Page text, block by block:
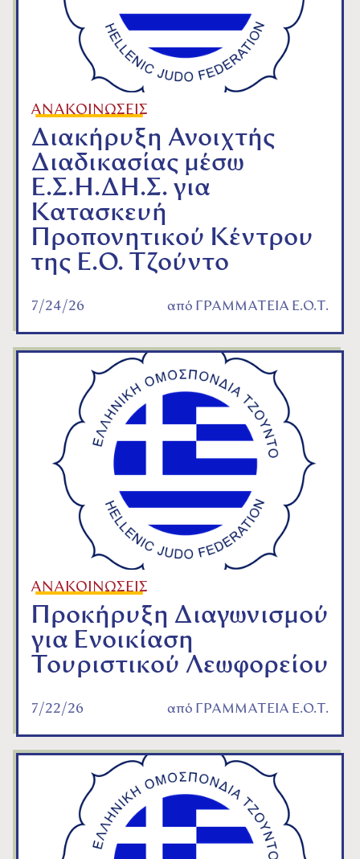
ΑΝΑΚΟΙΝΩΣΕΙΣ
Διακήρυξη Ανοιχτής
Διαδικασίας μέσω
Ε.Σ.Η.ΔΗ.Σ. για
Κατασκευή
Προπονητικού Κέντρου
της Ε.Ο. Τζούντο
7/24/26 από ΓΡΑΜΜΑΤΕΙΑ Ε.Ο.Τ.
ΑΝΑΚΟΙΝΩΣΕΙΣ
Προκήρυξη Διαγωνισμού
για Ενοικίαση
Τουριστικού Λεωφορείου
7/22/26 από ΓΡΑΜΜΑΤΕΙΑ Ε.Ο.Τ.